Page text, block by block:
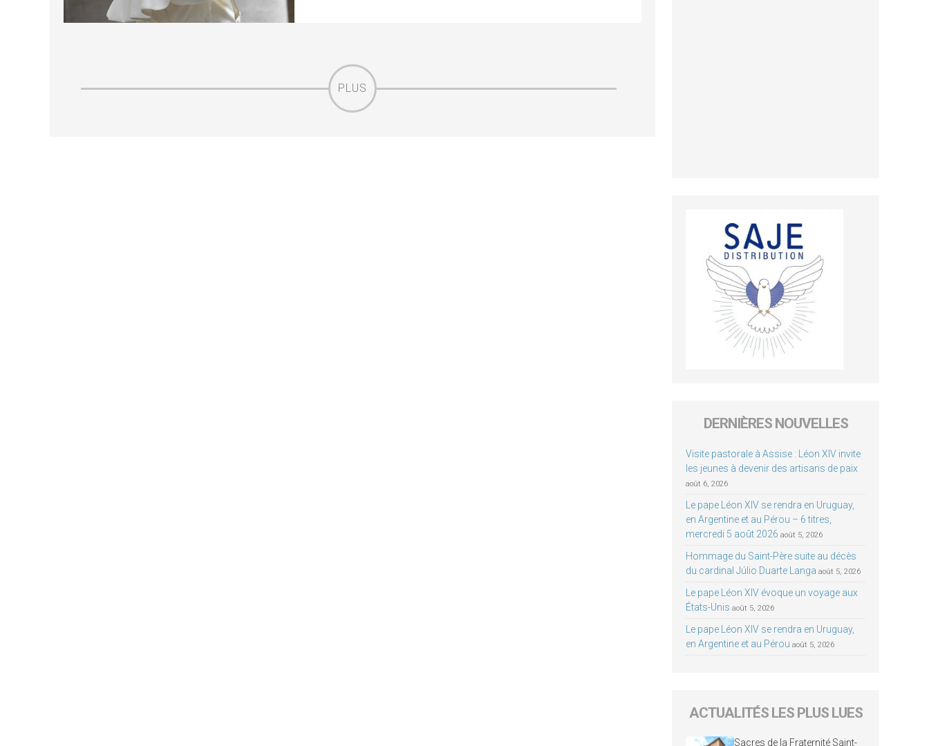
PLUS
DERNIÈRES NOUVELLES
Visite pastorale à Assise : Léon XIV invite
les jeunes à devenir des artisans de paix
août 6, 2026
Le pape Léon XIV se rendra en Uruguay,
en Argentine et au Pérou – 6 titres,
mercredi 5 août 2026 août 5, 2026
Hommage du Saint-Père suite au décès
du cardinal Júlio Duarte Langa août 5, 2026
Le pape Léon XIV évoque un voyage aux
États-Unis août 5, 2026
Le pape Léon XIV se rendra en Uruguay,
en Argentine et au Pérou août 5, 2026
ACTUALITÉS LES PLUS LUES
Sacres de la Fraternité Saint-